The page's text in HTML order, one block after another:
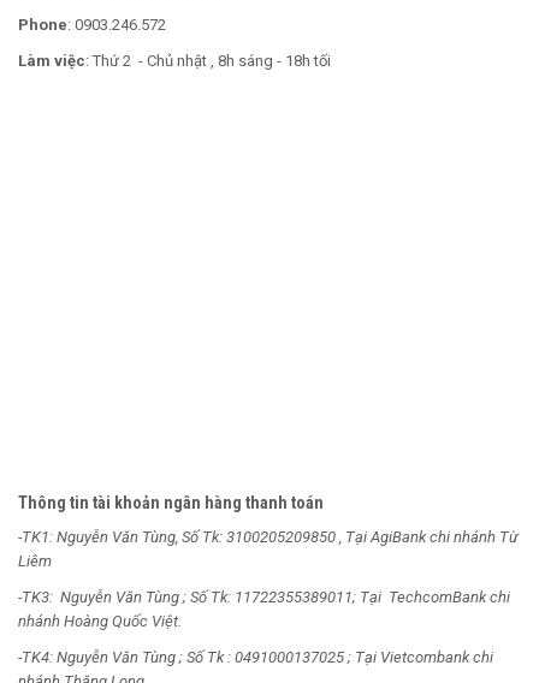
Phone: 0903.246.572
Làm việc: Thứ 2 - Chủ nhật , 8h sáng - 18h tối
Thông tin tài khoản ngân hàng thanh toán
-TK1: Nguyễn Văn Tùng, Số Tk: 3100205209850 , Tại AgiBank chi nhánh Từ
Liêm
-TK3: Nguyễn Văn Tùng ; Số Tk: 11722355389011; Tại TechcomBank chi
nhánh Hoàng Quốc Việt.
-TK4: Nguyễn Văn Tùng ; Số Tk : 0491000137025 ; Tại Vietcombank chi